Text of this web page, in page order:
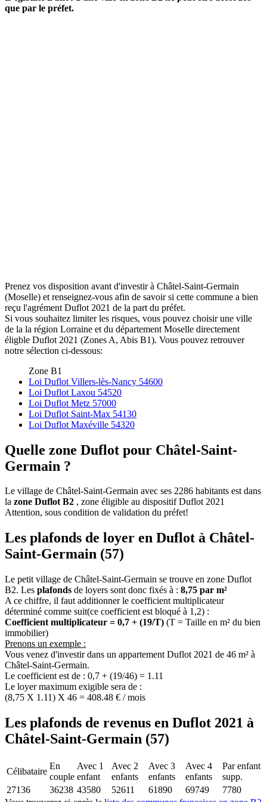
que par le préfet.
Prenez vos disposition avant d'investir à Châtel-Saint-Germain
(Moselle) et renseignez-vous afin de savoir si cette commune a bien
reçu l'agrément Duflot 2021 de la part du préfet.
Si vous souhaitez limiter les risques, vous pouvez choisir une ville
de la la région Lorraine et du département Moselle directement
éligble Duflot 2021 (Zones A, Abis B1). Vous pouvez retrouver
notre sélection ci-dessous:
Zone B1
Loi Duflot Villers-lès-Nancy 54600
Loi Duflot Laxou 54520
Loi Duflot Metz 57000
Loi Duflot Saint-Max 54130
Loi Duflot Maxéville 54320
Quelle zone Duflot pour Châtel-Saint-
Germain ?
Le village de Châtel-Saint-Germain avec ses 2286 habitants est dans
la zone Duflot B2 , zone éligible au dispositif Duflot 2021
Attention, sous condition de validation du préfet!
Les plafonds de loyer en Duflot à Châtel-
Saint-Germain (57)
Le petit village de Châtel-Saint-Germain se trouve en zone Duflot
B2. Les plafonds de loyers sont donc fixés à : 8,75 par m²
A ce chiffre, il faut additionner le coefficient multiplicateur
déterminé comme suit(ce coefficient est bloqué à 1,2) :
Coefficient multiplicateur = 0,7 + (19/T) (T = Taille en m² du bien
immobilier)
Prenons un exemple :
Vous venez d'investir dans un appartement Duflot 2021 de 46 m² à
Châtel-Saint-Germain.
Le coefficient est de : 0,7 + (19/46) = 1.11
Le loyer maximum exigible sera de :
(8,75 X 1.11) X 46 = 408.48 € / mois
Les plafonds de revenus en Duflot 2021 à
Châtel-Saint-Germain (57)
Célibataire
En
couple
Avec 1
enfant
Avec 2
enfants
Avec 3
enfants
Avec 4
enfants
Par enfant
supp.
27136
36238 43580 52611 61890 69749
7780